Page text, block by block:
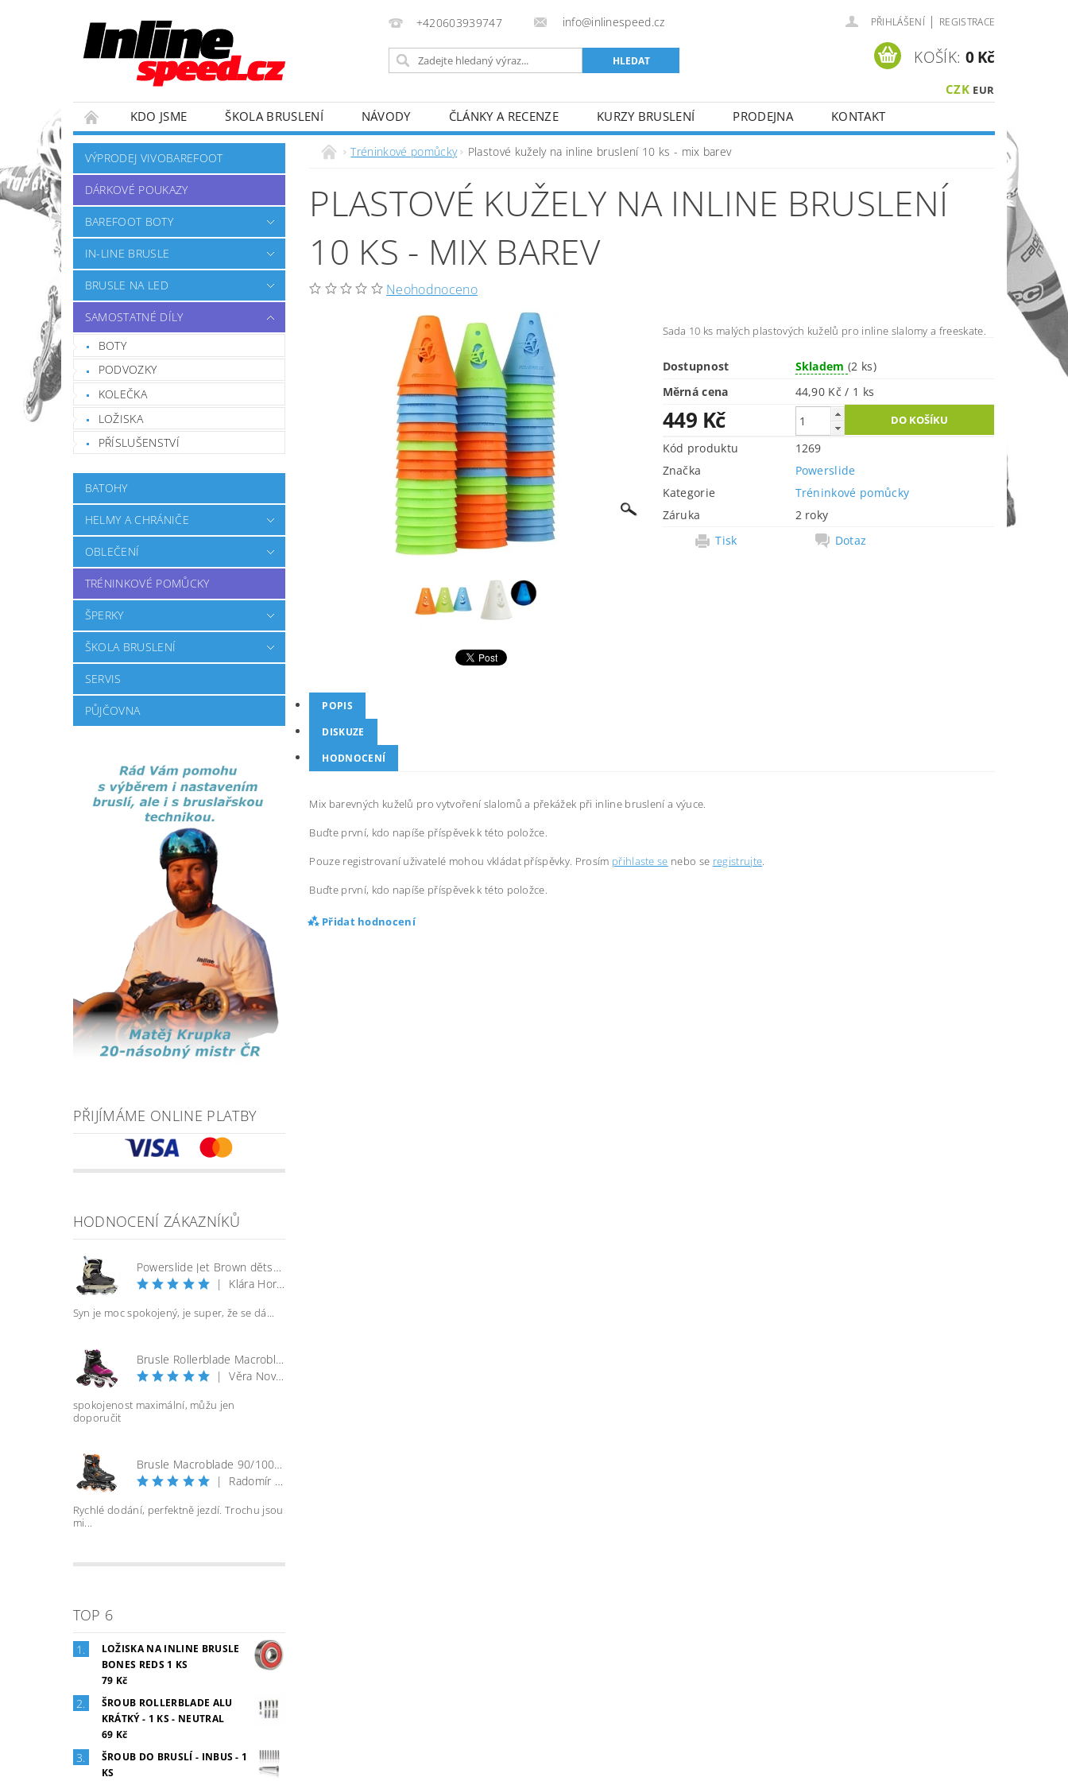
+420603939747 info@inlinespeed.cz PŘIHLÁŠENÍ | REGISTRACE
CZK EUR
KOŠÍK: 0 Kč
KDO JSME ŠKOLA BRUSLENÍ NÁVODY ČLÁNKY A RECENZE KURZY BRUSLENÍ PRODEJNA
KONTAKT
ZÁVODNÍ TÝM
OBCHODNÍ PODMÍNKY REKLAMACE A VRÁCENÍ ZBOŽÍ
VÝPRODEJ VIVOBAREFOOT
DÁRKOVÉ POUKAZY
BAREFOOT BOTY
IN-LINE BRUSLE
BRUSLE NA LED
SAMOSTATNÉ DÍLY
BOTY
PODVOZKY
KOLEČKA
LOŽISKA
PŘÍSLUŠENSTVÍ
BATOHY
HELMY A CHRÁNIČE
OBLEČENÍ
TRÉNINKOVÉ POMŮCKY
ŠPERKY
ŠKOLA BRUSLENÍ
SERVIS
PŮJČOVNA
PŘIJÍMÁME ONLINE PLATBY
HODNOCENÍ ZÁKAZNÍKŮ
Powerslide Jet Brown dětské kolečkové brusle
|
Klára Horáčková
Syn je moc spokojený, je super, že se dá...
Brusle Rollerblade Macroblade 100 3WD W - vel. 40
|
Věra Nováková
spokojenost maximální, můžu jen
doporučit
Brusle Macroblade 90/100 BOA - černá/orange
|
Radomír Bureš
Rychlé dodání, perfektně jezdí. Trochu jsou
mi...
TOP 6
LOŽISKA NA INLINE BRUSLE
BONES REDS 1 KS
79 Kč
ŠROUB ROLLERBLADE ALU
KRÁTKÝ - 1 KS - NEUTRAL
69 Kč
ŠROUB DO BRUSLÍ - INBUS - 1
KS
Tréninkové pomůcky Plastové kužely na inline bruslení 10 ks - mix barev
PLASTOVÉ KUŽELY NA INLINE BRUSLENÍ
10 KS - MIX BAREV
Neohodnoceno
Sada 10 ks malých plastových kuželů pro inline slalomy a freeskate.
Dostupnost Skladem(2 ks)
Měrná cena
44,90 Kč / 1 ks
449 Kč
Kód produktu
1269
Značka
Powerslide
Kategorie
Tréninkové pomůcky
Záruka
2 roky
Tisk
Dotaz
POPIS
DISKUZE
HODNOCENÍ
Mix barevných kuželů pro vytvoření slalomů a překážek při inline bruslení a výuce.
Buďte první, kdo napíše příspěvek k této položce.
Pouze registrovaní uživatelé mohou vkládat příspěvky. Prosím přihlaste se nebo se registrujte.
Buďte první, kdo napíše příspěvek k této položce.
Přidat hodnocení